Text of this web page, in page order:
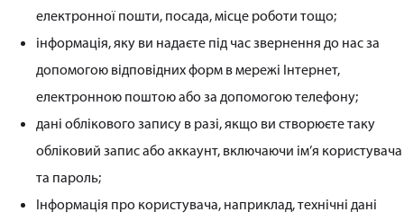
електронної пошти, посада, місце роботи тощо;
інформація, яку ви надаєте під час звернення до нас за
допомогою відповідних форм в мережі Інтернет,
електронною поштою або за допомогою телефону;
дані облікового запису в разі, якщо ви створюєте таку
обліковий запис або аккаунт, включаючи ім’я користувача
та пароль;
Інформація про користувача, наприклад, технічні дані